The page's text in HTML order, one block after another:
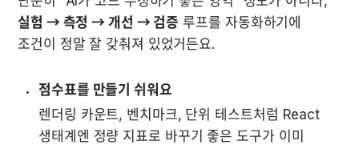
실험 → 측정 → 개선 → 검증 루프를 자동화하기에
조건이 정말 잘 갖춰져 있었거든요.
점수표를 만들기 쉬워요
렌더링 카운트, 벤치마크, 단위 테스트처럼 React
생태계엔 정량 지표로 바꾸기 좋은 도구가 이미